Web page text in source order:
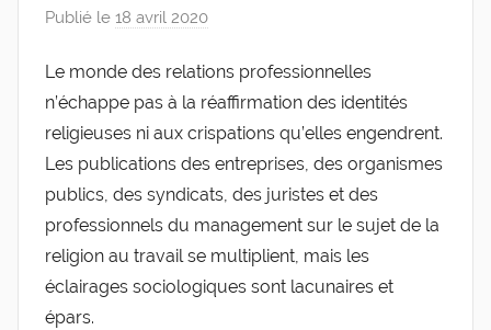
Publié le 18 avril 2020
r
g
l
e
v
Le monde des relations professionnelles
n’échappe pas à la réaffirmation des identités
religieuses ni aux crispations qu’elles engendrent.
Les publications des entreprises, des organismes
publics, des syndicats, des juristes et des
professionnels du management sur le sujet de la
religion au travail se multiplient, mais les
éclairages sociologiques sont lacunaires et
épars.